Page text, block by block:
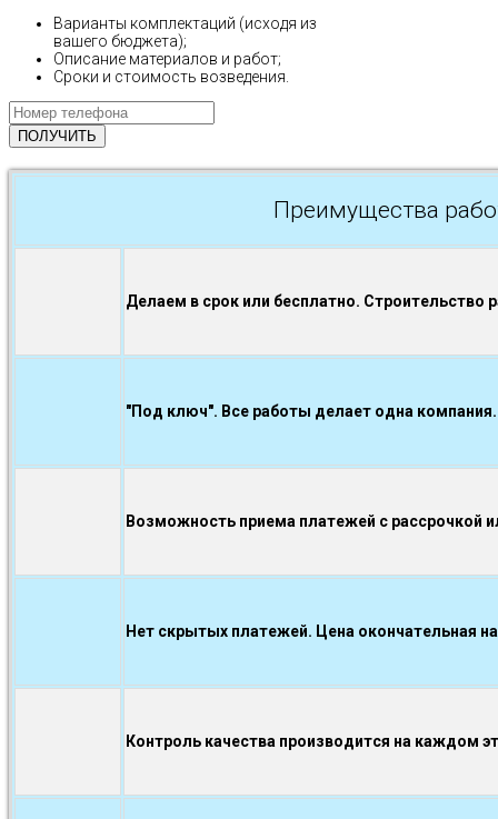
Варианты комплектаций (исходя из
вашего бюджета);
Описание материалов и работ;
Сроки и стоимость возведения.
Преимущества
Делаем в срок или бесплатно. Строительство
"Под ключ". Все работы делает одна компания.
Возможность приема платежей с рассрочкой
Нет скрытых платежей. Цена окончательная
Контроль качества производится на каждом